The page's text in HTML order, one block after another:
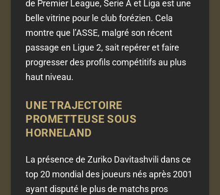
de Premier League, Serie A et Liga est une
belle vitrine pour le club forézien. Cela
montre que l’ASSE, malgré son récent
passage en Ligue 2, sait repérer et faire
progresser des profils compétitifs au plus
haut niveau.
UNE TRAJECTOIRE
PROMETTEUSE SOUS
HORNELAND
La présence de Zuriko Davitashvili dans ce
top 20 mondial des joueurs nés après 2001
ayant disputé le plus de matchs pros